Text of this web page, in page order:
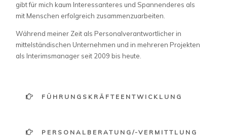
gibt für mich kaum Interessanteres und Spannenderes als
mit Menschen erfolgreich zusammenzuarbeiten.
Während meiner Zeit als Personalverantwortlicher in
mittelständischen Unternehmen und in mehreren Projekten
als Interimsmanager seit 2009 bis heute.
FÜHRUNGSKRÄFTEENTWICKLUNG
PERSONALBERATUNG/-VERMITTLUNG